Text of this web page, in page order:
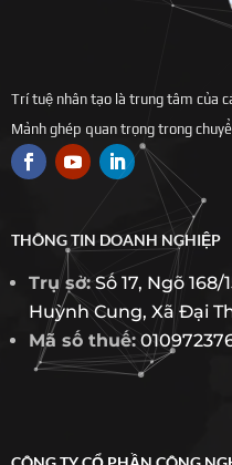
Trí tuệ nhân tạo là trung tâm của
Mảnh ghép quan trọng trong
THÔNG TIN DOANH NGHIỆP
Trụ sở: Số 17, Ngõ
Huỳnh Cung, Xã Đại
Mã số thuế: